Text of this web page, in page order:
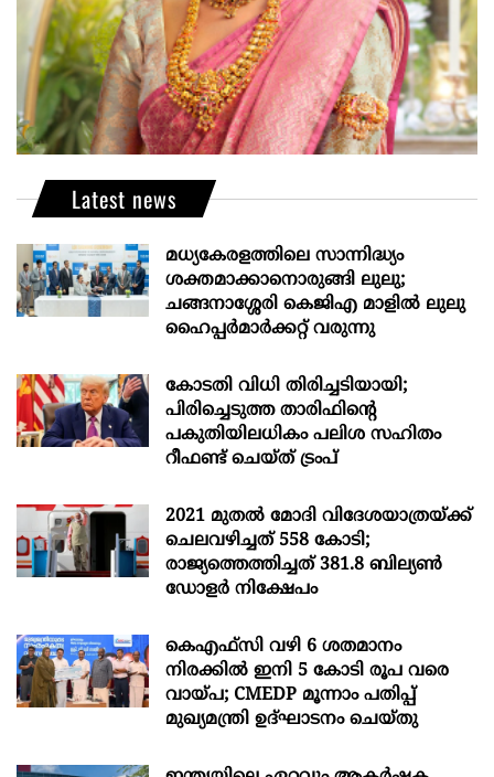
Latest news
മധ്യകേരളത്തിലെ സാന്നിദ്ധ്യം
ശക്തമാക്കാനൊരുങ്ങി ലുലു;
ചങ്ങനാശ്ശേരി കെജിഎ മാളിൽ ലുലു
ഹൈപ്പർമാർക്കറ്റ് വരുന്നു
കോടതി വിധി തിരിച്ചടിയായി;
പിരിച്ചെടുത്ത താരിഫിന്‍റെ
പകുതിയിലധികം പലിശ സഹിതം
റീഫണ്ട് ചെയ്ത് ട്രംപ്
2021 മുതൽ മോദി വിദേശയാത്രയ്ക്ക്
ചെലവഴിച്ചത് 558 കോടി;
രാജ്യത്തെത്തിച്ചത് 381.8 ബില്യൺ
ഡോളർ നിക്ഷേപം
കെഎഫ്സി വഴി 6 ശതമാനം
നിരക്കിൽ ഇനി 5 കോടി രൂപ വരെ
വായ്പ; CMEDP മൂന്നാം പതിപ്പ്
മുഖ്യമന്ത്രി ഉദ്ഘാടനം ചെയ്തു